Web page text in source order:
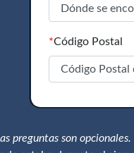
*Código Postal
preguntas son